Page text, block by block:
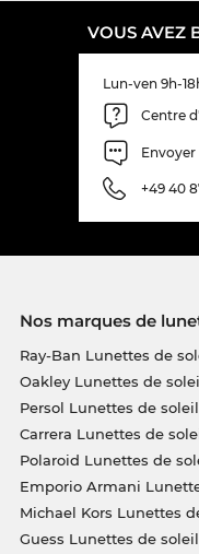
VOUS AVEZ
Lun-ven 9h-
Centre
+49 40
Nos marques de
Ray-Ban Lunettes de
Oakley Lunettes de
Persol Lunettes de soleil
Carrera Lunettes de
Polaroid Lunettes de
Emporio Armani
Michael Kors Lunettes
Guess Lunettes de soleil